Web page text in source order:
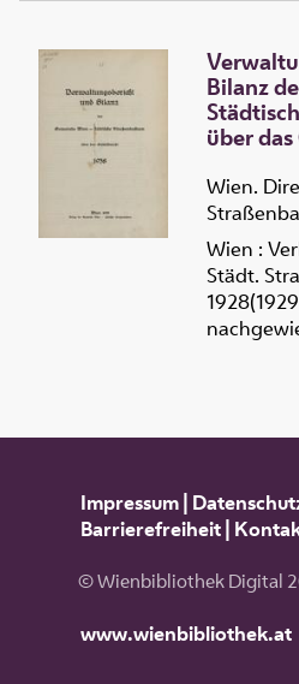
Bilanz
über
Wien.
Wien :
Städt.
Impressum|
Barrierefreiheit|
© Wienbibliothek Digital
www.wienbibliothek.at